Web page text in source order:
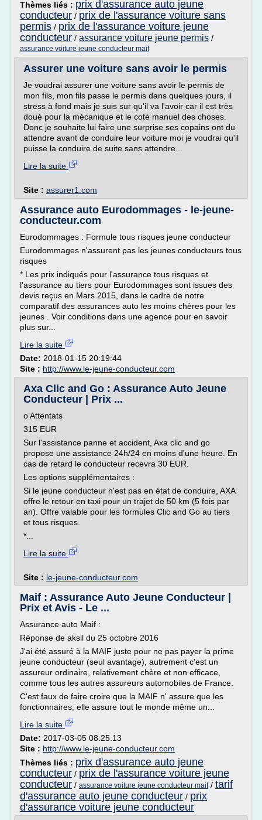
Thèmes liés : prix d'assurance auto jeune
conducteur / prix de l'assurance voiture sans
permis / prix de l'assurance voiture jeune
conducteur / assurance voiture jeune permis /
assurance voiture jeune conducteur maif
Assurer une voiture sans avoir le permis
Je voudrai assurer une voiture sans avoir le permis de
mon fils, mon fils passe le permis dans quelques jours, il
stress à fond mais je suis sur qu'il va l'avoir car il est très
doué pour la mécanique et le coté manuel des choses.
Donc je souhaite lui faire une surprise ses copains ont du
attendre avant de conduire leur voiture moi je voudrai qu'il
puisse la conduire de suite sans attendre...
Lire la suite
Site : assurer1.com
Assurance auto Eurodommages - le-jeune-
conducteur.com
Eurodommages : Formule tous risques jeune conducteur
Eurodommages n'assurent pas les jeunes conducteurs tous
risques
* Les prix indiqués pour l'assurance tous risques et
l'assurance au tiers pour Eurodommages sont issues des
devis reçus en Mars 2015, dans le cadre de notre
comparatif des assurances auto les moins chères pour les
jeunes . Voir conditions dans une agence pour en savoir
plus sur...
Lire la suite
Date: 2018-01-15 20:19:44
Site : http://www.le-jeune-conducteur.com
Axa Clic and Go : Assurance Auto Jeune
Conducteur | Prix ...
o Attentats
315 EUR
Sur l'assistance panne et accident, Axa clic and go
propose une assistance 24h/24 en moins d'une heure. En
cas de retard le conducteur recevra 30 EUR.
Les options supplémentaires :
Si le jeune conducteur n'est pas en état de conduire, AXA
offre le retour en taxi pour un trajet de 50 km (5 fois par
an). Offre valable pour les formules Clic and Go au tiers
et tous risques.
*...
Lire la suite
Site : le-jeune-conducteur.com
Maif : Assurance Auto Jeune Conducteur |
Prix et Avis - Le ...
Assurance auto Maif :
Réponse de aksil du 25 octobre 2016
J'ai été assuré à la MAIF juste pour ne pas payer la prime
jeune conducteur (seul avantage), autrement c'est un
assureur ordinaire, relativement chère et non efficace,
comme tous les autres assureurs automobiles de France.
C'est faux de faire croire que la MAIF n' assure que les
fonctionnaires, elle assure tout le monde même un...
Lire la suite
Date: 2017-03-05 08:25:13
Site : http://www.le-jeune-conducteur.com
Thèmes liés : prix d'assurance auto jeune
conducteur / prix de l'assurance voiture jeune
conducteur / assurance voiture jeune conducteur maif/ tarif
d'assurance auto jeune conducteur / prix
d'assurance voiture jeune conducteur